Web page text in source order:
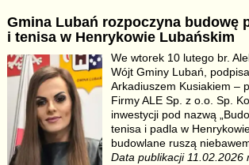
e
b
o
o
k
y
Li
n
k
e
Gmina Lubań rozpoczyna budowę
i tenisa w Henrykowie Lubańskim
We wtorek 10 lutego br.
Wójt Gminy Lubań,
Arkadiuszem Kusiakiem –
Firmy ALE Sp. z o.o. Sp.
inwestycji pod nazwą
tenisa i padla w
budowlane ruszą
Data publikacji 11.02.2026